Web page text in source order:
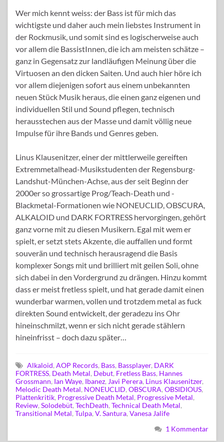
Wer mich kennt weiss: der Bass ist für mich das
wichtigste und daher auch mein liebstes Instrument in
der Rockmusik, und somit sind es logischerweise auch
vor allem die BassistInnen, die ich am meisten schätze –
ganz in Gegensatz zur landläufigen Meinung über die
Virtuosen an den dicken Saiten. Und auch hier höre ich
vor allem diejenigen sofort aus einem unbekannten
neuen Stück Musik heraus, die einen ganz eigenen und
individuellen Stil und Sound pflegen, technisch
herausstechen aus der Masse und damit völlig neue
Impulse für ihre Bands und Genres geben.
Linus Klausenitzer, einer der mittlerweile gereiften
Extremmetalhead-Musikstudenten der Regensburg-
Landshut-München-Achse, aus der seit Beginn der
2000er so grossartige Prog/Teach-Death und -
Blackmetal-Formationen wie NONEUCLID, OBSCURA,
ALKALOID und DARK FORTRESS hervorgingen, gehört
ganz vorne mit zu diesen Musikern. Egal mit wem er
spielt, er setzt stets Akzente, die auffallen und formt
souverän und technisch herausragend die Basis
komplexer Songs mit und brilliert mit geilen Soli, ohne
sich dabei in den Vordergrund zu drängen. Hinzu kommt
dass er meist fretless spielt, und hat gerade damit einen
wunderbar warmen, vollen und trotzdem metal as fuck
direkten Sound entwickelt, der geradezu ins Ohr
hineinschmilzt, wenn er sich nicht gerade stählern
hineinfrisst – doch dazu später…
Alkaloid, AOP Records, Bass, Bassplayer, DARK
FORTRESS, Death Metal, Debut, Fretless Bass, Hannes
Grossmann, Ian Waye, Ibanez, Javi Perera, Linus Klausenitzer,
Melodic Death Metal, NONEUCLID, OBSCURA, OBSIDIOUS,
Plattenkritik, Progressive Death Metal, Progressive Metal,
Review, Solodebüt, TechDeath, Technical Death Metal,
Transitional Metal, Tulpa, V. Santura, Vanesa Jalife
1 Kommentar